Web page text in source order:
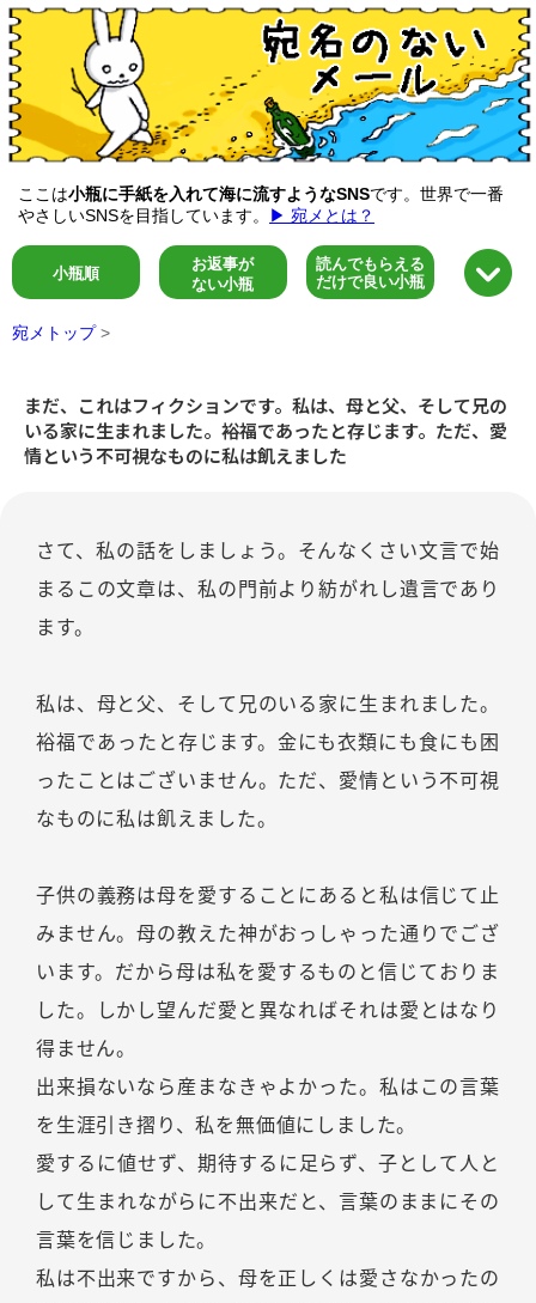
ここは小瓶に手紙を入れて海に流すようなSNSです。世界で一番
やさしいSNSを目指しています。
▶ 宛メとは？
小瓶順
お返事が
ない小瓶
読んでもらえる
だけで良い小瓶
宛メトップ >
まだ、これはフィクションです。私は、母と父、そして兄の
いる家に生まれました。裕福であったと存じます。ただ、愛
情という不可視なものに私は飢えました
さて、私の話をしましょう。そんなくさい文言で始
まるこの文章は、私の門前より紡がれし遺言であり
ます。
私は、母と父、そして兄のいる家に生まれました。
裕福であったと存じます。金にも衣類にも食にも困
ったことはございません。ただ、愛情という不可視
なものに私は飢えました。
子供の義務は母を愛することにあると私は信じて止
みません。母の教えた神がおっしゃった通りでござ
います。だから母は私を愛するものと信じておりま
した。しかし望んだ愛と異なればそれは愛とはなり
得ません。
出来損ないなら産まなきゃよかった。私はこの言葉
を生涯引き摺り、私を無価値にしました。
愛するに値せず、期待するに足らず、子として人と
して生まれながらに不出来だと、言葉のままにその
言葉を信じました。
私は不出来ですから、母を正しくは愛さなかったの